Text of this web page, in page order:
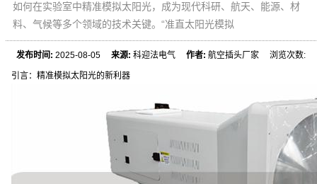
如何在实验室中精准模拟太阳光，成为现代科研、航天、能源、材
料、气候等多个领域的技术关键。“准直太阳光模拟
发布时间: 2025-08-05来源: 科迎法电气作者: 航空插头厂家 浏览次数:
引言：精准模拟太阳光的新利器